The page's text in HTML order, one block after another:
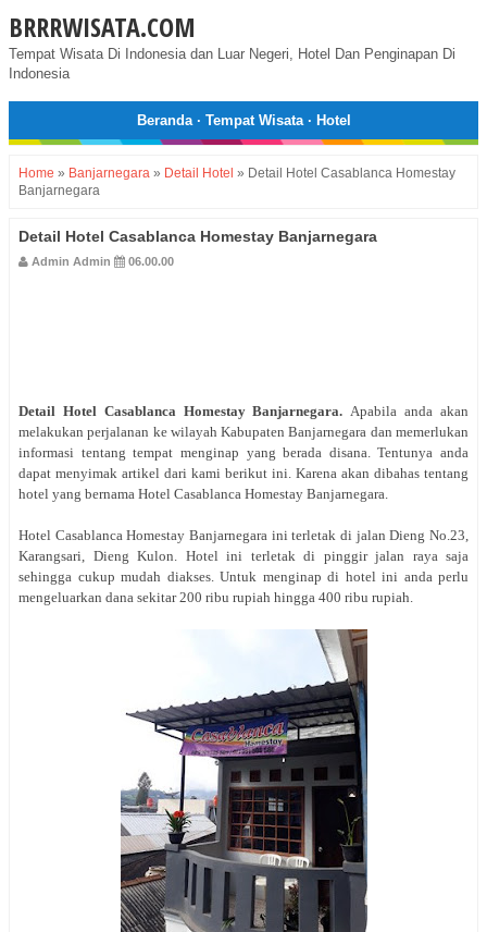
BRRRWISATA.COM
Tempat Wisata Di Indonesia dan Luar Negeri, Hotel Dan Penginapan Di
Indonesia
Beranda· Tempat Wisata· Hotel
Home » Banjarnegara » Detail Hotel » Detail Hotel Casablanca Homestay
Banjarnegara
Detail Hotel Casablanca Homestay Banjarnegara
Admin Admin 06.00.00
Detail Hotel Casablanca Homestay Banjarnegara.Apabila anda akan
melakukan perjalanan ke wilayah Kabupaten Banjarnegara dan memerlukan
informasi tentang tempat menginap yang berada disana. Tentunya anda
dapat menyimak artikel dari kami berikut ini. Karena akan dibahas tentang
hotel yang bernama Hotel Casablanca Homestay Banjarnegara.
Hotel Casablanca Homestay Banjarnegara ini terletak di jalanDieng No.23,
Karangsari, Dieng Kulon. Hotel ini terletak di pinggir jalan raya saja
sehingga cukup mudah diakses. Untuk menginap di hotel ini anda perlu
mengeluarkan dana sekitar 200 ribu rupiah hingga 400 ribu rupiah.